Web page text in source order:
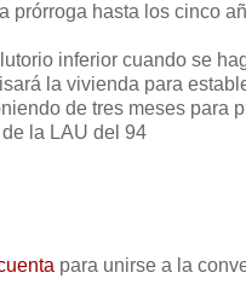
prórroga hasta los cinco
inferior cuando se
la vivienda para
de tres meses para
la LAU del 94
para unirse a la